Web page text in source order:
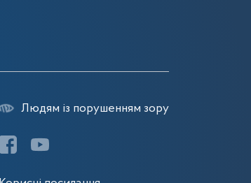
Людям із порушенням зору